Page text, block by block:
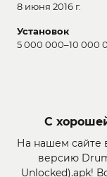
8 июня 2016 г.
Установок
5 000 000–10 000
С
На нашем сайте
версию
Unlocked).apk!